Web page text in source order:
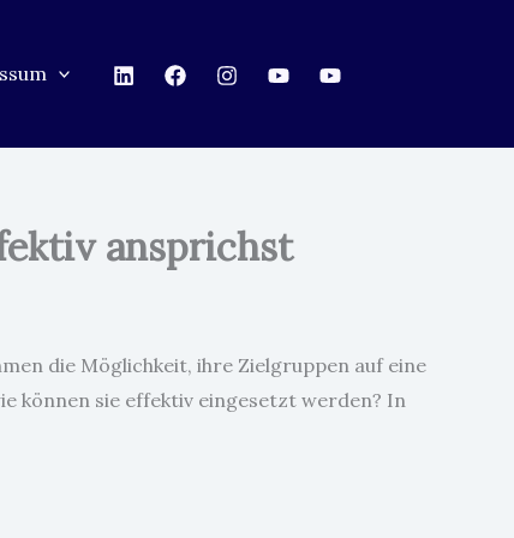
ansprichst
die Möglichkeit, ihre Zielgruppen auf eine
können sie effektiv eingesetzt werden? In